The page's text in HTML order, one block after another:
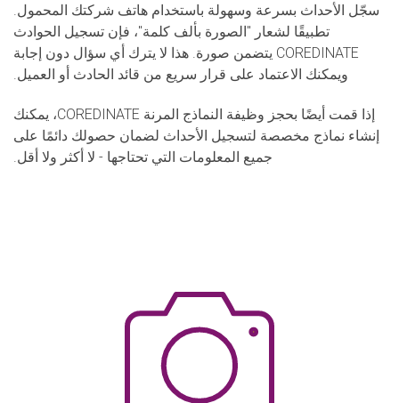
سجّل الأحداث بسرعة وسهولة باستخدام هاتف شركتك المحمول.
تطبيقًا لشعار "الصورة بألف كلمة"، فإن تسجيل الحوادث
COREDINATE يتضمن صورة. هذا لا يترك أي سؤال دون إجابة
ويمكنك الاعتماد على قرار سريع من قائد الحادث أو العميل.
إذا قمت أيضًا بحجز وظيفة النماذج المرنة COREDINATE، يمكنك
إنشاء نماذج مخصصة لتسجيل الأحداث لضمان حصولك دائمًا على
جميع المعلومات التي تحتاجها - لا أكثر ولا أقل.